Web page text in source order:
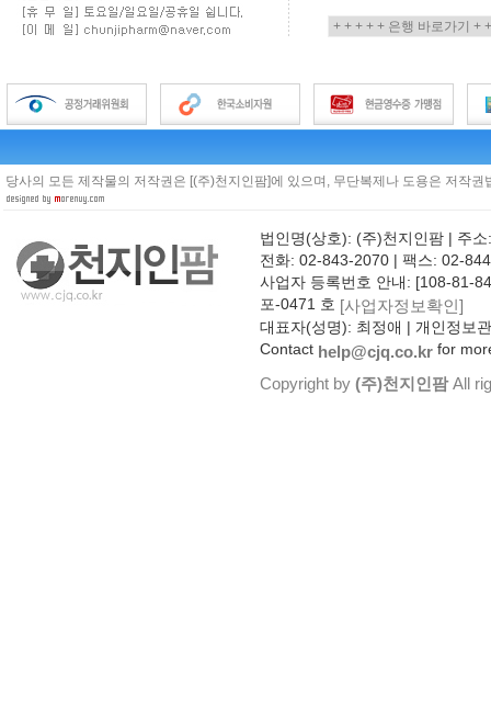
당사의 모든 제작물의 저작권은 [(주)천지인팜]에 있으며, 무단복제나 도용은 저작
법인명(상호): (주)천지인팜 | 주
전화: 02-843-2070 | 팩스: 02-
사업자 등록번호 안내: [108-81-
포-0471 호 [사업자정보확인]
대표자(성명): 최정애 | 개인정보
Contact help@cjq.co.kr for
Copyright by (주)천지인팜All